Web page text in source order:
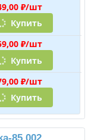
₽/шт
Купить
₽/шт
Купить
₽/шт
Купить